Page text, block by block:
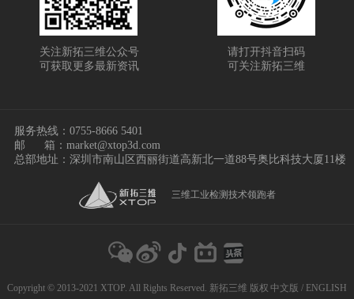
关注新拓三维公众号
可获取更多最新资讯
请打开抖音扫码
可关注新拓三维
三维工业检测技术领跑者
服务热线： 0755-8666 5401
邮
箱：market@xtop3d.com
总部地址：深圳市南山区西丽街道高新北一道88号奥比科技大厦11楼
Copyright © 2013-2021 XTOP. All Rights Reserved. 新拓三维 版权 中文版 / ENGLISH